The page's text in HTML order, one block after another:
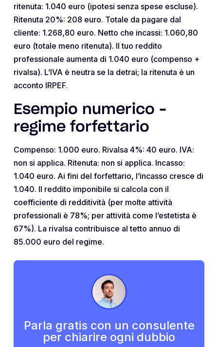
ritenuta: 1.040 euro (ipotesi senza spese escluse).
Ritenuta 20%: 208 euro. Totale da pagare dal
cliente: 1.268,80 euro. Netto che incassi: 1.060,80
euro (totale meno ritenuta). Il tuo reddito
professionale aumenta di 1.040 euro (compenso +
rivalsa). L’IVA è neutra se la detrai; la ritenuta è un
acconto IRPEF.
Esempio numerico –
regime forfettario
Compenso: 1.000 euro. Rivalsa 4%: 40 euro. IVA:
non si applica. Ritenuta: non si applica. Incasso:
1.040 euro. Ai fini del forfettario, l’incasso cresce di
1.040. Il reddito imponibile si calcola con il
coefficiente di redditività (per molte attività
professionali è 78%; per attività come l’estetista è
67%). La rivalsa contribuisce al tetto annuo di
85.000 euro del regime.
Parla gratis con un consulente
per chiarire ogni dubbio